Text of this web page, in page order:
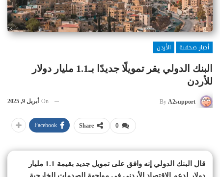
أخبار صحفية
الأردن
البنك الدولي يقر تمويلًا جديدًا بـ1.1 مليار دولار
للأردن
By A2support
On أبريل 9, 2025
0
Share
Facebook
قال البنك الدولي إنه وافق على تمويل جديد بقيمة 1.1 مليار